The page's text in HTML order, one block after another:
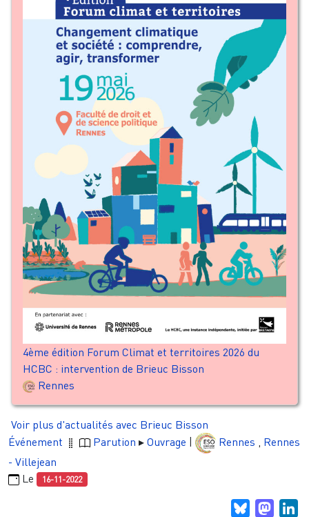
4ème édition Forum Climat et territoires 2026 du
HCBC : intervention de Brieuc Bisson
Rennes
Voir plus d'actualités avec Brieuc Bisson
Événement
Parution Ouvrage | Rennes
Rennes
- Villejean
Le
16-11-2022
Bluesky